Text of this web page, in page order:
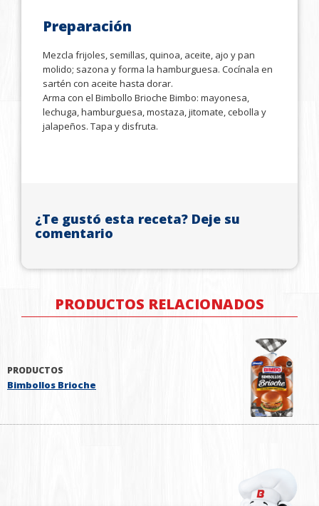
Preparación
Mezcla frijoles, semillas, quinoa, aceite, ajo y pan
molido; sazona y forma la hamburguesa. Cocínala en
sartén con aceite hasta dorar.
Arma con el Bimbollo Brioche Bimbo: mayonesa,
lechuga, hamburguesa, mostaza, jitomate, cebolla y
jalapeños. Tapa y disfruta.
¿Te gustó esta receta? Deje su
comentario
PRODUCTOS RELACIONADOS
PRODUCTOS
Bimbollos Brioche